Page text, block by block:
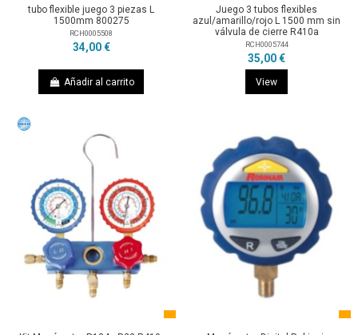
tubo flexible juego 3 piezas L
1500mm 800275
RCH0005508
34,00 €
Añadir al carrito
Juego 3 tubos flexibles
azul/amarillo/rojo L 1500 mm sin
válvula de cierre R410a
RCH0005744
35,00 €
View